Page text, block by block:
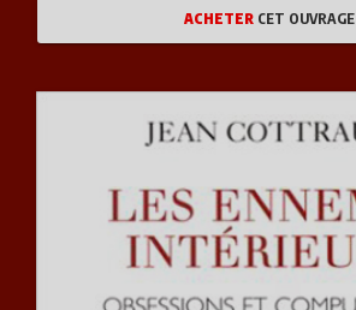
ACHETER CET OUVRAGE